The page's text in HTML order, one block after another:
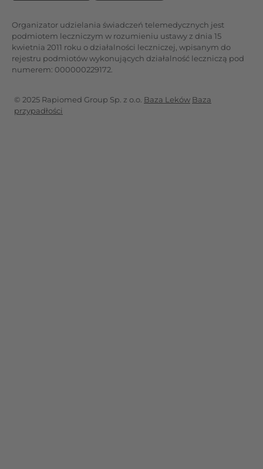
Organizator udzielania świadczeń telemedycznych jest
podmiotem leczniczym w rozumieniu ustawy z dnia 15
kwietnia 2011 roku o działalności leczniczej, wpisanym do
rejestru podmiotów wykonujących działalność leczniczą pod
numerem: 000000229172.
© 2025 Rapiomed Group Sp. z o.o. Baza Leków Baza
przypadłości